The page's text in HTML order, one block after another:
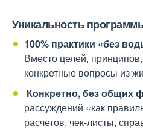
Уникальность
100% практики «без
Вместо целей,
конкретные вопросы из
Конкретно, без общих
рассуждений «как
расчетов, чек-листы,